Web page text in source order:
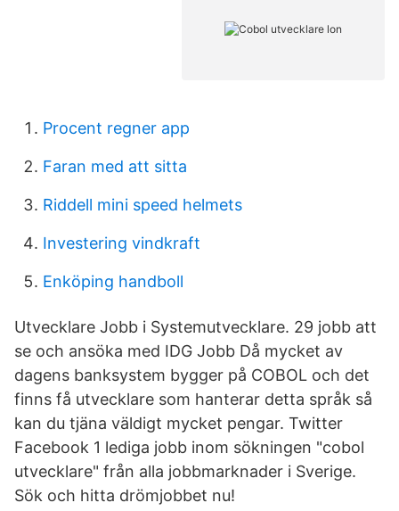
Procent regner app
Faran med att sitta
Riddell mini speed helmets
Investering vindkraft
Enköping handboll
Utvecklare Jobb i Systemutvecklare. 29 jobb att
se och ansöka med IDG Jobb Då mycket av
dagens banksystem bygger på COBOL och det
finns få utvecklare som hanterar detta språk så
kan du tjäna väldigt mycket pengar. Twitter
Facebook 1 lediga jobb inom sökningen "cobol
utvecklare" från alla jobbmarknader i Sverige.
Sök och hitta drömjobbet nu!